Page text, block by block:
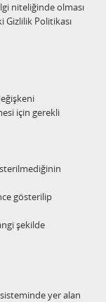
niteliğinde olması
Gizlilik Politikası
için gerekli
gösterilip
şekilde
yer alan